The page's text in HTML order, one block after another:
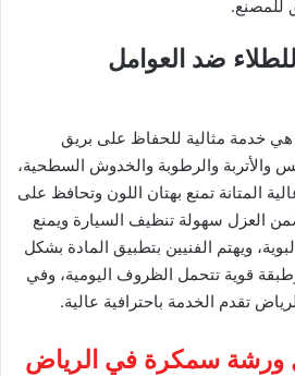
للمصنع.
ضد العوامل
هي خدمة مثالية للحفاظ على بريق
والأتربة والرطوبة والخدوش السطحية،
المتانة تمنع بهتان اللون وتحافظ على
العزل سهولة تنظيف السيارة ويمنع
ويهتم الفنيين بتطبيق المادة بشكل
قوية تتحمل الظروف اليومية، وفي
تقدم الخدمة باحترافية عالية.
ورشة سمكرة في الرياض